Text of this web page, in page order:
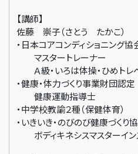
【講師】
佐藤 崇子（さとう たかこ）
・日本コアコンディショニング
マスタートレーナー
Ａ級・いろは体操・ひめトレ
・健康・体力づくり事業財団認定
健康運動指導士
・中学校教諭２種（保健体育）
・いきいき・のびのび健康づくり
ボディキネシスマスターイン